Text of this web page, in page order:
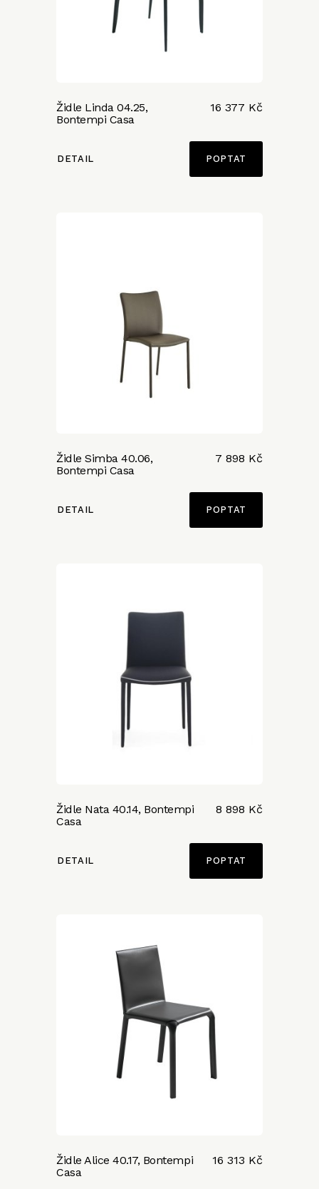
Židle Linda 04.25,
Bontempi Casa
16 377 Kč
DETAIL POPTAT
Židle Simba 40.06,
Bontempi Casa
7 898 Kč
DETAIL POPTAT
Židle Nata 40.14, Bontempi
Casa
8 898 Kč
DETAIL POPTAT
Židle Alice 40.17, Bontempi
Casa
16 313 Kč